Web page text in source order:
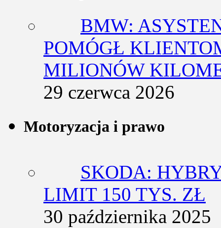
BMW:
POMÓGŁ
MILIONÓW
29 czerwca 2026
Motoryzacja i prawo
SKODA:
LIMIT 150 TYS. ZŁ
30 października 2025